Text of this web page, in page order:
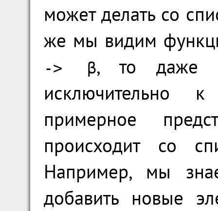
может делать со
же мы видим
-> β, то даже
примерное
происходит со
Например, мы
добавить новые